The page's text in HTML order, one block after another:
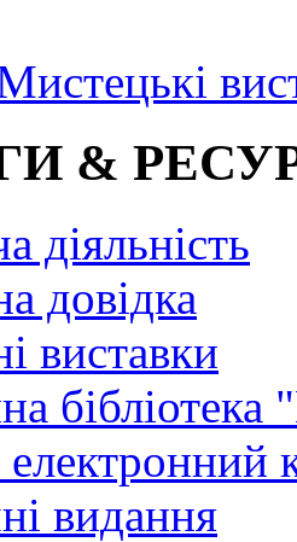
&
діяльність
довідка
виставки
видання